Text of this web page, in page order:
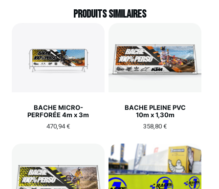
Produits similaires
BACHE MICRO-
PERFORÉE 4m x 3m
470,94€
BACHE PLEINE PVC
10m x 1,30m
358,80 €